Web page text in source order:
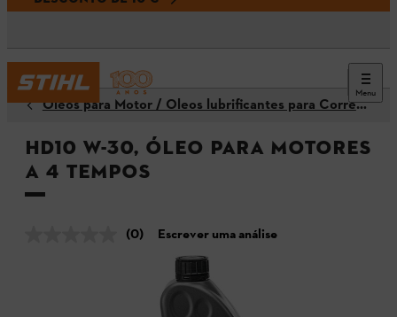
Menu
Óleos para Motor / Óleos lubrificantes para Corrente
HD10 W-30, Óleo para motores
a 4 tempos
(0) Escrever uma análise